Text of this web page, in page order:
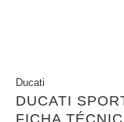
Ducati
DUCATI
FICHA